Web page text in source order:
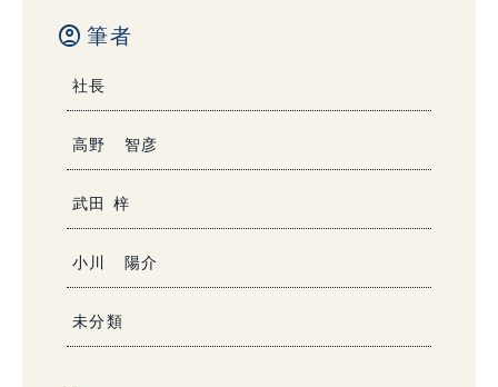
account_circle 筆者
社長
高野 智彦
武田 梓
小川 陽介
未分類